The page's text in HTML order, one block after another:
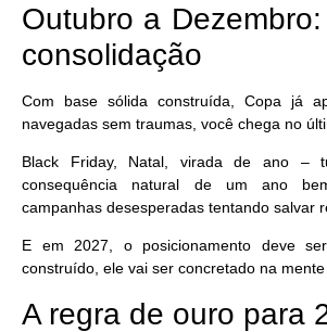
Outubro a
consolidação
Com base sólida construída, Copa já
navegadas sem traumas, você chega no
Black Friday, Natal, virada de ano –
consequência natural de um ano
campanhas desesperadas tentando salvar
E em 2027, o posicionamento deve
construído, ele vai ser concretado na
A regra de ouro para